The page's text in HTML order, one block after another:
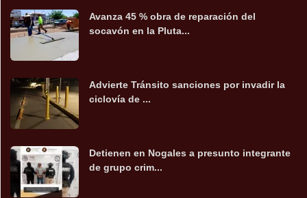
Avanza 45 % obra de reparación del
socavón en la Pluta...
Advierte Tránsito sanciones por invadir la
ciclovía de ...
Detienen en Nogales a presunto integrante
de grupo crim...